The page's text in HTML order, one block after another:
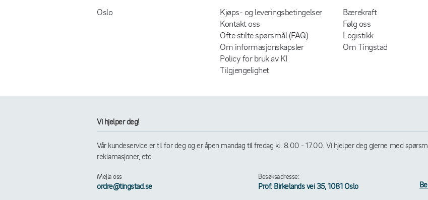
Oslo
Kjøps- og leveringsbetingelser
Kontakt oss
Ofte stilte spørsmål (FAQ)
Om informasjonskapsler
Policy for bruk av KI
Tilgjengelighet
Bærekraft
Følg oss
Logistikk
Om Tingstad
Vi hjelper deg!
Vår kundeservice er til for deg og er åpen mandag til fredag kl. 8.00 - 17.00. Vi hjelper deg gjerne med
reklamasjoner, etc
Mejla oss
ordre@tingstad.se
Besøksadresse:
Prof. Birkelands vei 35, 1081 Oslo